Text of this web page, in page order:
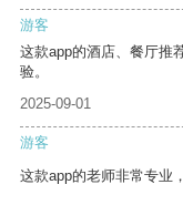
游客
这款app的酒店、餐厅推
验。
2025-09-01
游客
这款app的老师非常专业